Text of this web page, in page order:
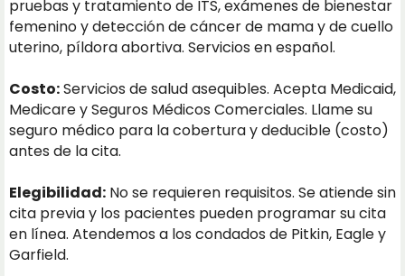
pruebas y tratamiento de ITS, exámenes de bienestar
femenino y detección de cáncer de mama y de cuello
uterino, píldora abortiva. Servicios en español.
Costo:Servicios de salud asequibles. Acepta Medicaid,
Medicare y Seguros Médicos Comerciales. Llame su
seguro médico para la cobertura y deducible (costo)
antes de la cita.
Elegibilidad: No se requieren requisitos. Se atiende sin
cita previa y los pacientes pueden programar su cita
en línea. Atendemos a los condados de Pitkin, Eagle y
Garfield.